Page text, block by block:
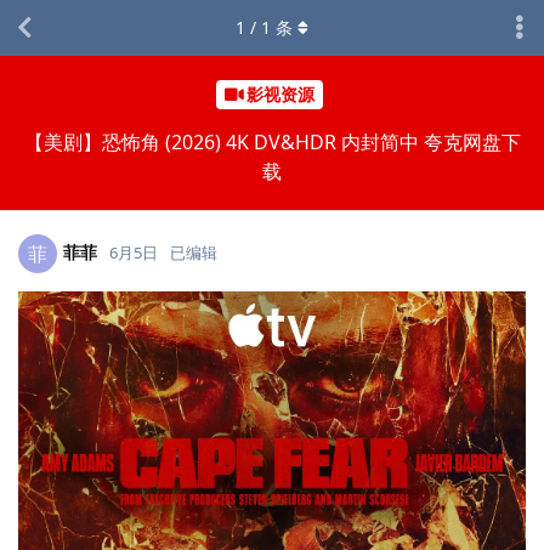
影视资源
【美剧】恐怖角 (2026) 4K DV&HDR 内封简中 夸克网盘下
载
1 / 1 条
菲 菲菲 6月5日 已编辑